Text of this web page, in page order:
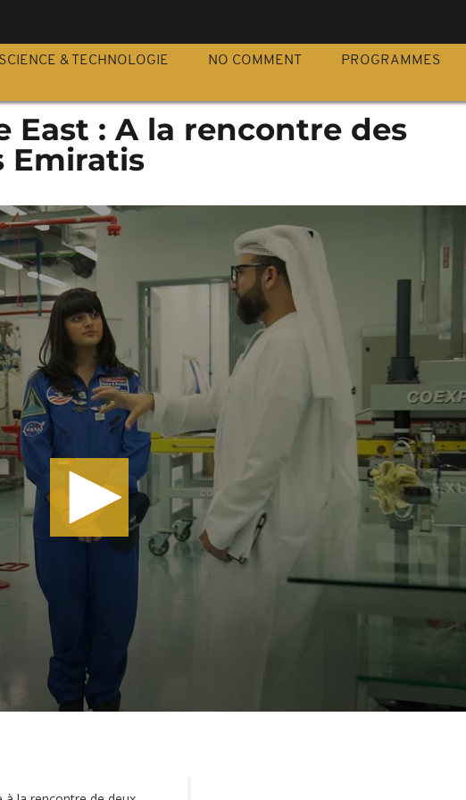
SCIENCE & TECHNOLOGIE NO COMMENT PROGRAMMES
East : A la rencontre des
Emiratis